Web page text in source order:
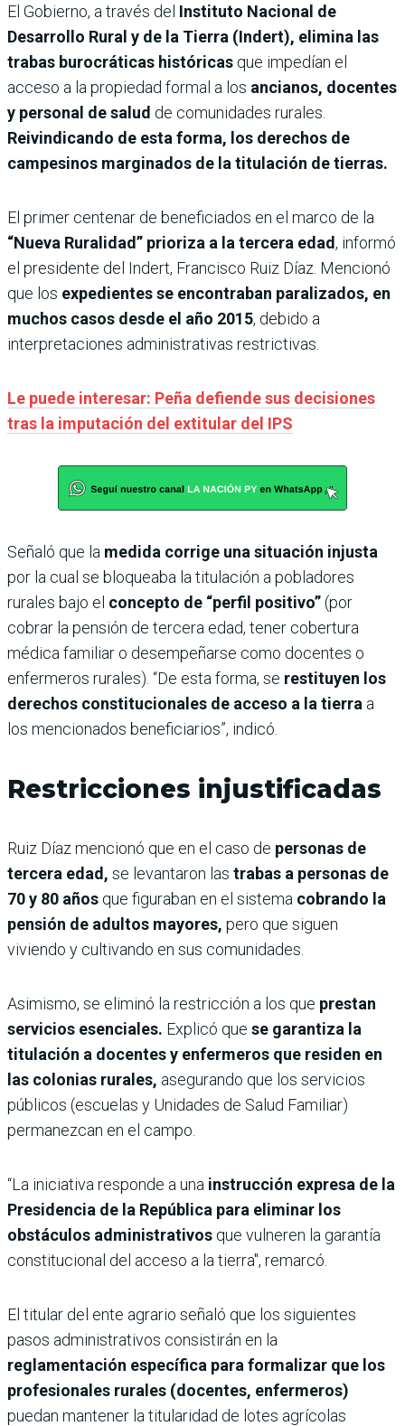
El Gobierno, a través del Instituto Nacional de
Desarrollo Rural y de la Tierra (Indert), elimina las
trabas burocráticas históricas que impedían el
acceso a la propiedad formal a los ancianos, docentes
y personal de salud de comunidades rurales.
Reivindicando de esta forma, los derechos de
campesinos marginados de la titulación de tierras.
El primer centenar de beneficiados en el marco de la
“Nueva Ruralidad” prioriza a la tercera edad, informó
el presidente del Indert, Francisco Ruiz Díaz. Mencionó
que los expedientes se encontraban paralizados, en
muchos casos desde el año 2015, debido a
interpretaciones administrativas restrictivas.
Le puede interesar: Peña defiende sus decisiones
tras la imputación del extitular del IPS
Señaló que la medida corrige una situación injusta
por la cual se bloqueaba la titulación a pobladores
rurales bajo el concepto de “perfil positivo”(por
cobrar la pensión de tercera edad, tener cobertura
médica familiar o desempeñarse como docentes o
enfermeros rurales). “De esta forma, se restituyen los
derechos constitucionales de acceso a la tierra a
los mencionados beneficiarios”, indicó.
Restricciones injustificadas
Ruiz Díaz mencionó que en el caso de personas de
tercera edad, se levantaron las trabas a personas de
70 y 80 años que figuraban en el sistema cobrando la
pensión de adultos mayores, pero que siguen
viviendo y cultivando en sus comunidades.
Asimismo, se eliminó la restricción a los que prestan
servicios esenciales. Explicó que se garantiza la
titulación a docentes y enfermeros que residen en
las colonias rurales, asegurando que los servicios
públicos (escuelas y Unidades de Salud Familiar)
permanezcan en el campo.
“​La iniciativa responde a una instrucción expresa de la
Presidencia de la República para eliminar los
obstáculos administrativos que vulneren la garantía
constitucional del acceso a la tierra", remarcó.
El titular del ente agrario señaló que los ​siguientes
pasos administrativos consistirán en la
reglamentación específica para formalizar que los
profesionales rurales (docentes, enfermeros)
puedan mantener la titularidad de lotes agrícolas